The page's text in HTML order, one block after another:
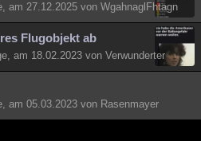
am 27.12.2025 von WgahnaglFhtagn
Flugobjekt ab
am 18.02.2023 von Verwunderter
am 05.03.2023 von Rasenmayer